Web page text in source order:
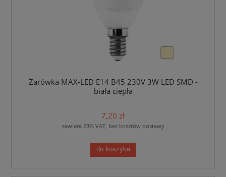
Żarówka MAX-LED E14 B45 230V 3W LED SMD -
biała ciepła
7,20 zł
zawiera 23% VAT, bez kosztów dostawy
do koszyka